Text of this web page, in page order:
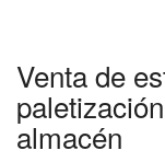
Venta de
almacén